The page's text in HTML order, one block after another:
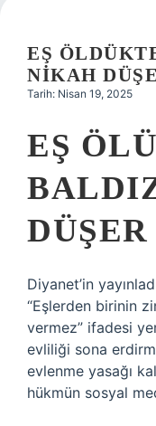
EŞ
NIKAH
Tarih: Nisan 19, 2025
EŞ
Diyanet’in
“Eşlerden birinin
vermez” ifadesi
evliliği sona
evlenme yasağı
hükmün sosyal